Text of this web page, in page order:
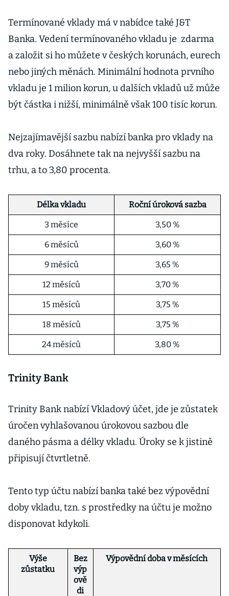
Termínované vklady má v nabídce také J&T
Banka. Vedení termínovaného vkladu je zdarma
a založit si ho můžete v českých korunách, eurech
nebo jiných měnách. Minimální hodnota prvního
vkladu je 1 milion korun, u dalších vkladů už může
být částka i nižší, minimálně však 100 tisíc korun.
Nejzajímavější sazbu nabízí banka pro vklady na
dva roky. Dosáhnete tak na nejvyšší sazbu na
trhu, a to 3,80 procenta.
Délka vkladu Roční úroková sazba
3 měsíce 3,50 %
6 měsíců 3,60 %
9 měsíců 3,65 %
12 měsíců 3,70 %
15 měsíců 3,75 %
18 měsíců 3,75 %
24 měsíců 3,80 %
Trinity Bank
Trinity Bank nabízí Vkladový účet, jde je zůstatek
úročen vyhlašovanou úrokovou sazbou dle
daného pásma a délky vkladu. Úroky se k jistině
připisují čtvrtletně.
Tento typ účtu nabízí banka také bez výpovědní
doby vkladu, tzn. s prostředky na účtu je možno
disponovat kdykoli.
Výše
zůstatku
Bez
výp
ově
di
Výpovědní doba v měsících